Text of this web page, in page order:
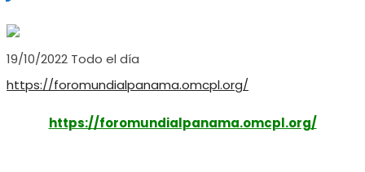
19/10/2022 Todo el día
https://foromundialpanama.omcpl.org/
https://foromundialpanama.omcpl.org/